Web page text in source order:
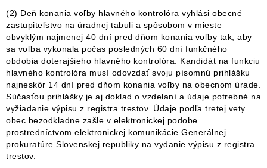
(2) Deň konania voľby hlavného kontrolóra vyhlási obecné
zastupiteľstvo na úradnej tabuli a spôsobom v mieste
obvyklým najmenej 40 dní pred dňom konania voľby tak, aby
sa voľba vykonala počas posledných 60 dní funkčného
obdobia doterajšieho hlavného kontrolóra. Kandidát na funkciu
hlavného kontrolóra musí odovzdať svoju písomnú prihlášku
najneskôr 14 dní pred dňom konania voľby na obecnom úrade.
Súčasťou prihlášky je aj doklad o vzdelaní a údaje potrebné na
vyžiadanie výpisu z registra trestov. Údaje podľa tretej vety
obec bezodkladne zašle v elektronickej podobe
prostredníctvom elektronickej komunikácie Generálnej
prokuratúre Slovenskej republiky na vydanie výpisu z registra
trestov.